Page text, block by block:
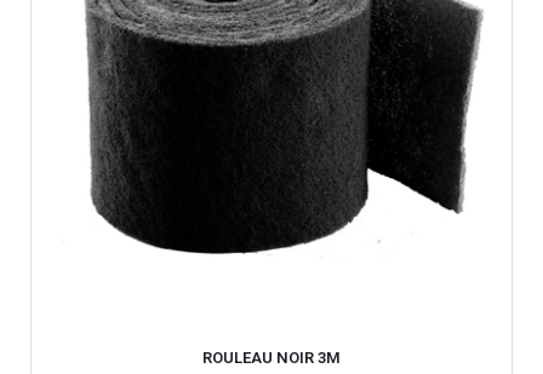
ROULEAU NOIR 3M